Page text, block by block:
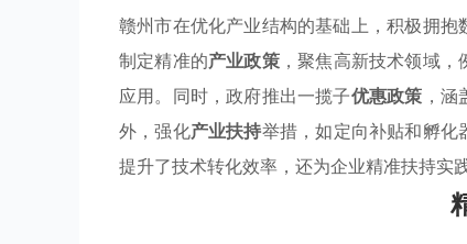
赣州市在优化产业结构的基础上，积极拥
制定精准的产业政策，聚焦高新技术领域，
应用。同时，政府推出一揽子优惠政策 ，
外，强化产业扶持举措，如定向补贴和孵化
提升了技术转化效率，还为企业精准扶持实